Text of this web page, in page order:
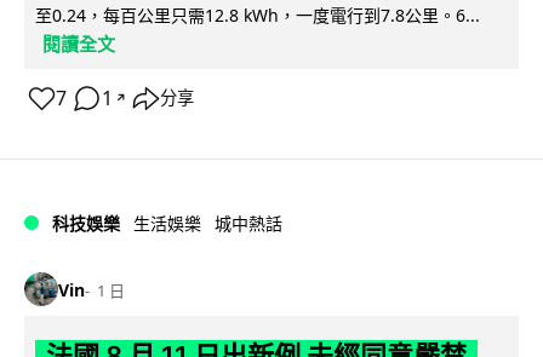
至0.24，每百公里只需12.8 kWh，一度電行到7.8公里。6...
閱讀全文
7 1 ↗ 分享
科技娛樂 生活娛樂 城中熱話
Vin 1 日